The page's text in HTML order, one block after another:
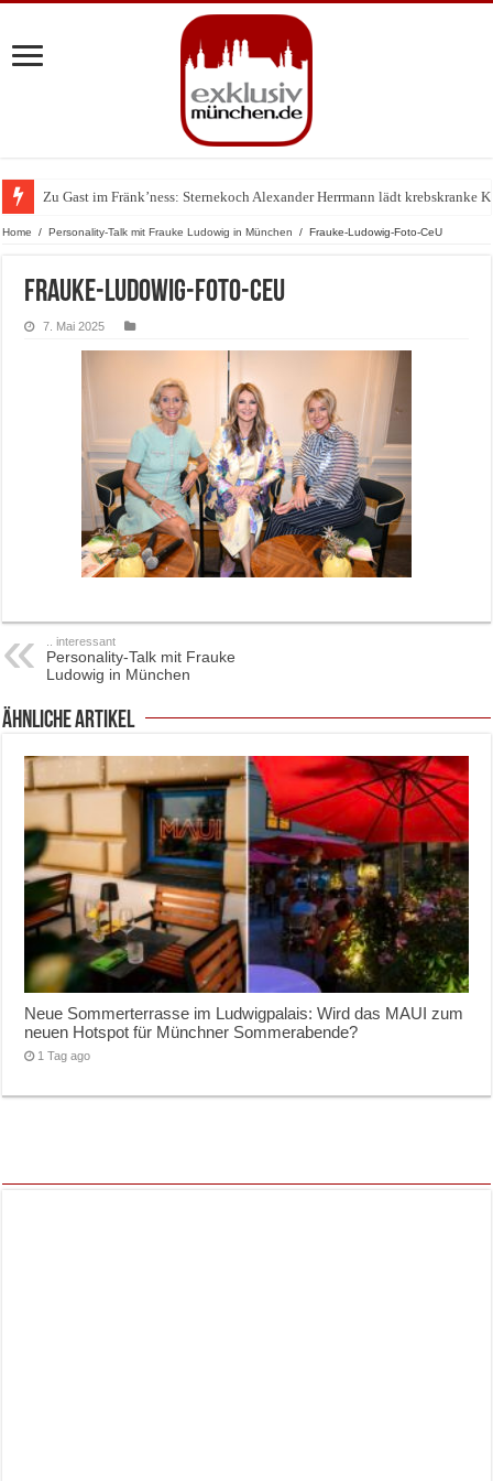
Zu Gast im Fränk’ness: Sternekoch Alexander Herrmann lädt krebskranke
Warum München gerade zum Treffpunkt der Lingerie-Branche wurde
Home / Personality-Talk mit Frauke Ludowig in München / Frauke-Ludowig-Foto-CeU
Frauke-Ludowig-Foto-CeU
7. Mai 2025
.. interessant
Personality-Talk mit Frauke
Ludowig in München
ähnliche Artikel
Neue Sommerterrasse im Ludwigpalais: Wird das MAUI zum
neuen Hotspot für Münchner Sommerabende?
1 Tag ago